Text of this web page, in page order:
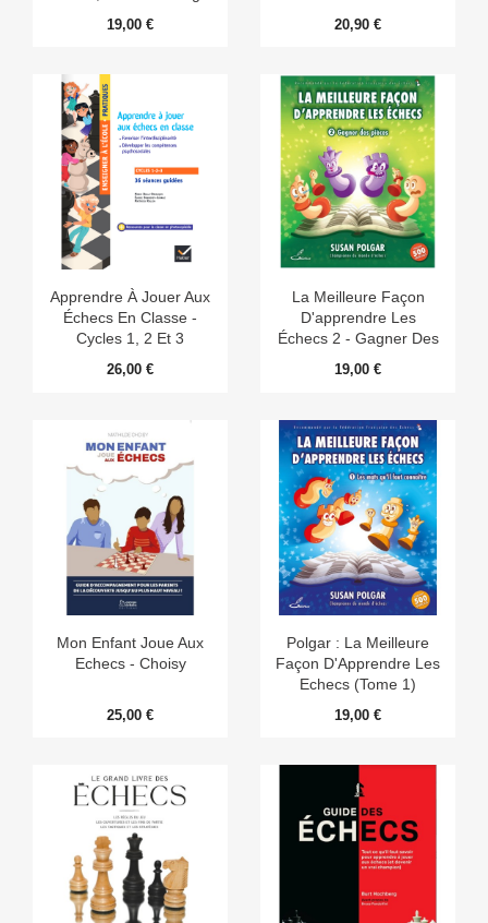
19,00 € 20,90 €
Apprendre À Jouer Aux
Échecs En Classe -
Cycles 1, 2 Et 3
26,00 €
La Meilleure Façon
D'apprendre Les
Échecs 2 - Gagner Des
Pièces
19,00 €
Mon Enfant Joue Aux
Echecs - Choisy
25,00 €
Polgar : La Meilleure
Façon D'Apprendre Les
Echecs (Tome 1)
19,00 €